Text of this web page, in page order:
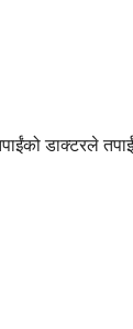
डाक्टरले